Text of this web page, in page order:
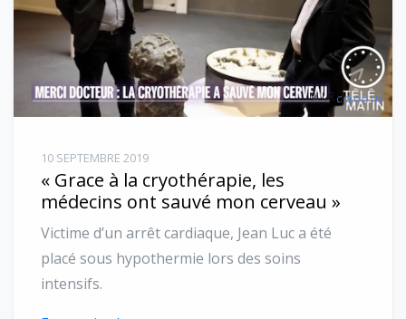
10 SEPTEMBRE 2019
« Grace à la cryothérapie, les
médecins ont sauvé mon cerveau »
Victime d’un arrêt cardiaque, Jean Luc a été
placé sous hypothermie lors des soins
intensifs.